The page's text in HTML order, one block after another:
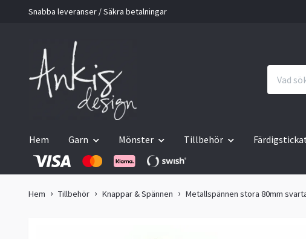
Snabba leveranser / Säkra betalningar
Hem Garn Mönster Tillbehör
Hem Tillbehör Knappar & Spännen Metallspännen stora 80mm